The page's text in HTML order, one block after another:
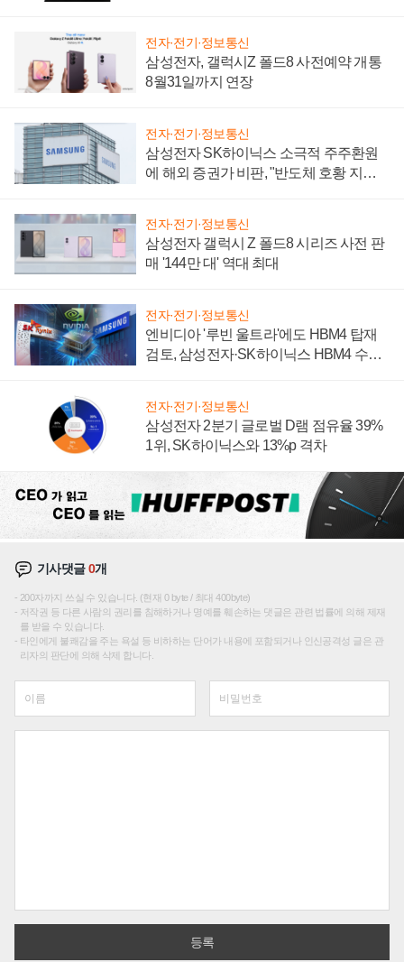
전자·전기·정보통신
삼성전자, 갤럭시Z 폴드8 사전예약 개통
8월31일까지 연장
전자·전기·정보통신
삼성전자 SK하이닉스 소극적 주주환원
에 해외 증권가 비판, "반도체 호황 지속
전자·전기·정보통신
삼성전자 갤럭시 Z 폴드8 시리즈 사전 판
매 '144만 대' 역대 최대
전자·전기·정보통신
엔비디아 '루빈 울트라'에도 HBM4 탑재
검토, 삼성전자·SK하이닉스 HBM4 수율
전자·전기·정보통신
삼성전자 2분기 글로벌 D램 점유율 39%
1위, SK하이닉스와 13%p 격차
기사댓글0개
200자까지 쓰실 수 있습니다. (현재 0 byte / 최대 400byte)
저작권 등 다른 사람의 권리를 침해하거나 명예를 훼손하는 댓글은 관련 법률에 의해 제재
를 받을 수 있습니다.
타인에게 불쾌감을 주는 욕설 등 비하하는 단어가 내용에 포함되거나 인신공격성 글은 관
리자의 판단에 의해 삭제 합니다.